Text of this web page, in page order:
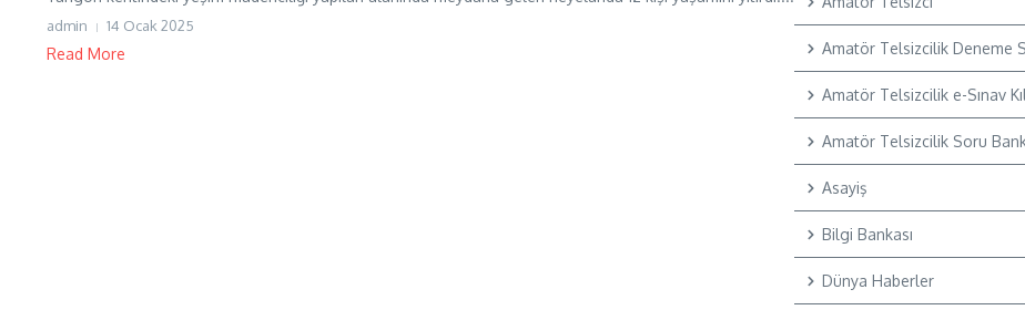
admin 14 Ocak 2025
Read More Amatör Telsizcilik Deneme
Amatör Telsizcilik e-Sınav
Amatör Telsizcilik Soru
Asayiş
Bilgi Bankası
Dünya Haberler